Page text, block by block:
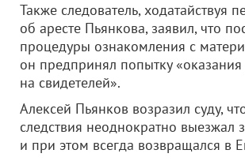
Также следователь, ходатайствуя
об аресте Пьянкова, заявил, что
процедуры ознакомления с
он предпринял попытку
на свидетелей».
Алексей Пьянков возразил суду,
следствия неоднократно выезжал
и при этом всегда возвращался в